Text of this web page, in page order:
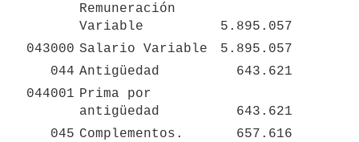
Remuneración
Variable
5.895.057
043000 Salario Variable
5.895.057
044 Antigüedad
643.621
044001 Prima por
antigüedad
643.621
045 Complementos.
657.616